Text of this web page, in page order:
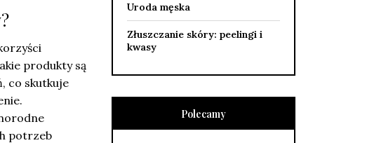
produkty są
co skutkuje
potrzeb
Uroda męska
Złuszczanie skóry: peelingi i
kwasy
Polecamy